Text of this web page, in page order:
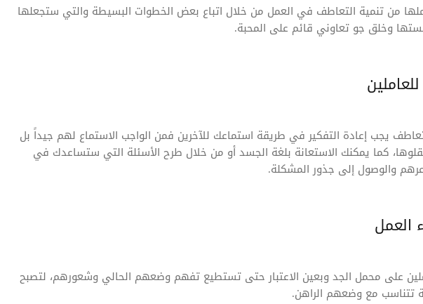
من تنمية التعاطف في العمل من خلال اتباع بعض الخطوات البسيطة والتي ستجعلها
وخلق جو تعاوني قائم على المحبة.
يجب إعادة التفكير في طريقة استماعك للآخرين فمن الواجب الاستماع لهم جيداً بل
كما يمكنك الاستعانة بلغة الجسد أو من خلال طرح الأسئلة التي ستساعدك في
والوصول إلى جذور المشكلة.
العمل
على محمل الجد وبعين الاعتبار حتى تستطيع تفهم وضعهم الحالي وشعورهم، لتصبح
تتناسب مع وضعهم الراهن.